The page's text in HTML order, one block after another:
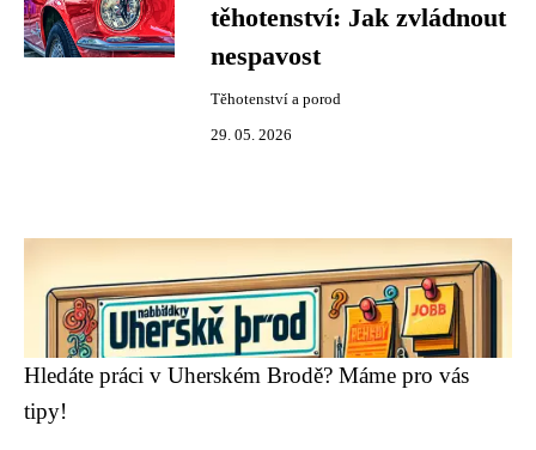
těhotenství: Jak zvládnout
nespavost
Těhotenství a porod
29. 05. 2026
Hledáte práci v Uherském Brodě? Máme pro vás
tipy!